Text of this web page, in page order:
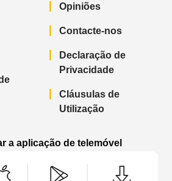
Opiniões
Contacte-nos
Declaração de
Privacidade
Cláusulas de
Utilização
a aplicação de telemóvel